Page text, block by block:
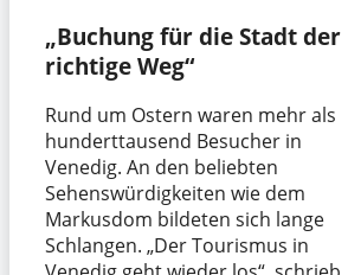
„Buchung für die Stadt der
richtige Weg“
Rund um Ostern waren mehr als
hunderttausend Besucher in
Venedig. An den beliebten
Sehenswürdigkeiten wie dem
Markusdom bildeten sich lange
Schlangen. „Der Tourismus in